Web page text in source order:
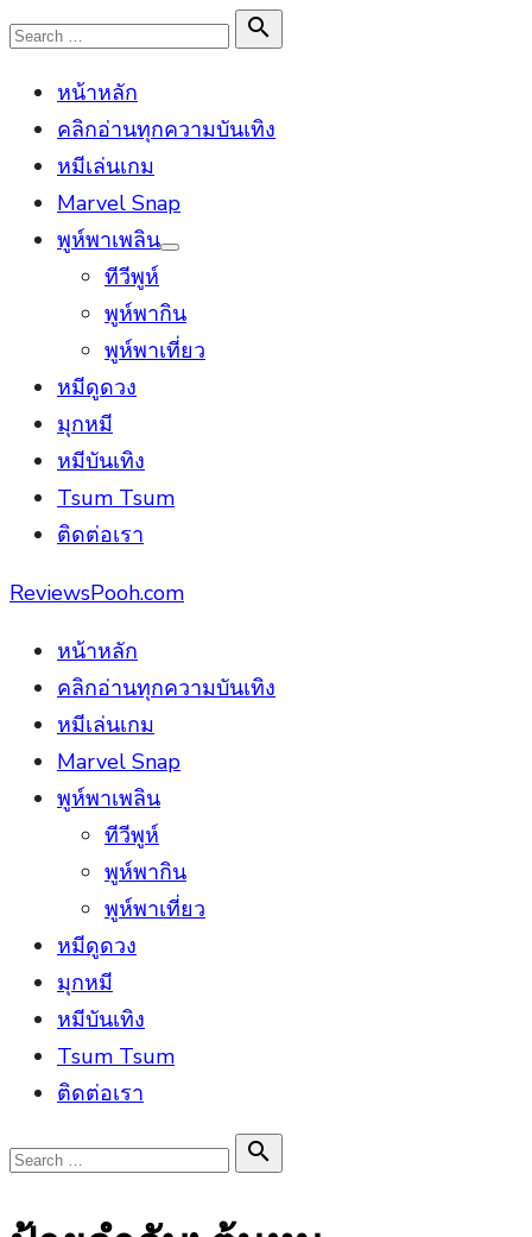
Skip
content
Search

Search
หน้าหลัก
คลิกอ่านทุกความบันเทิง
หมีเล่นเกม
Marvel Snap
พูห์พาเพลิน
Show
ทีวีพูห์
พูห์พากิน
พูห์พาเที่ยว
หมีดูดวง
มุกหมี
หมีบันเทิง
Tsum Tsum
ติดต่อเรา
ReviewsPooh.com
หน้าหลัก
คลิกอ่านทุกความบันเทิง
หมีเล่นเกม
Marvel Snap
พูห์พาเพลิน
ทีวีพูห์
พูห์พากิน
พูห์พาเที่ยว
หมีดูดวง
มุกหมี
หมีบันเทิง
Tsum Tsum
ติดต่อเรา
Search

Search